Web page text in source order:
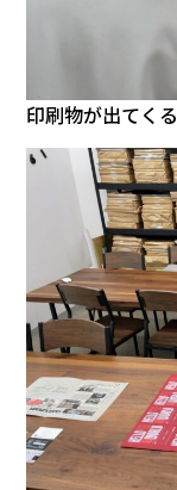
印刷物が出てく